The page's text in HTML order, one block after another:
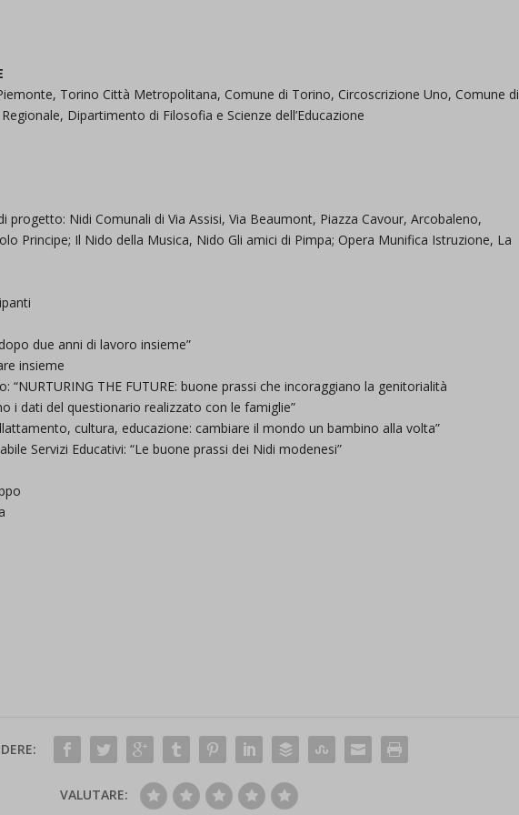
Torino Città Metropolitana, Comune di Torino, Circoscrizione Uno, Comune di
Dipartimento di Filosofia e Scienze dell’Educazione
progetto: Nidi Comunali di Via Assisi, Via Beaumont, Piazza Cavour, Arcobaleno,
Principe; Il Nido della Musica, Nido Gli amici di Pimpa; Opera Munifica Istruzione, La
due anni di lavoro insieme”
insieme
“NURTURING THE FUTURE: buone prassi che incoraggiano la genitorialità
i dati del questionario realizzato con le famiglie”
cultura, educazione: cambiare il mondo un bambino alla volta”
Servizi Educativi: “Le buone prassi dei Nidi modenesi”
VALUTARE: